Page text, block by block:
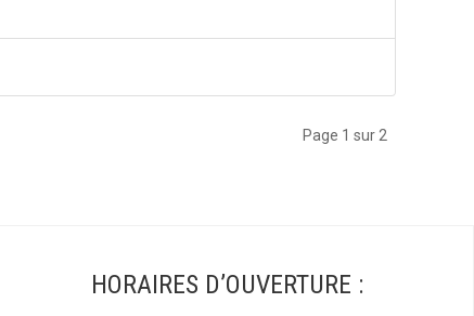
Page 1 sur 2
HORAIRES D’OUVERTURE :